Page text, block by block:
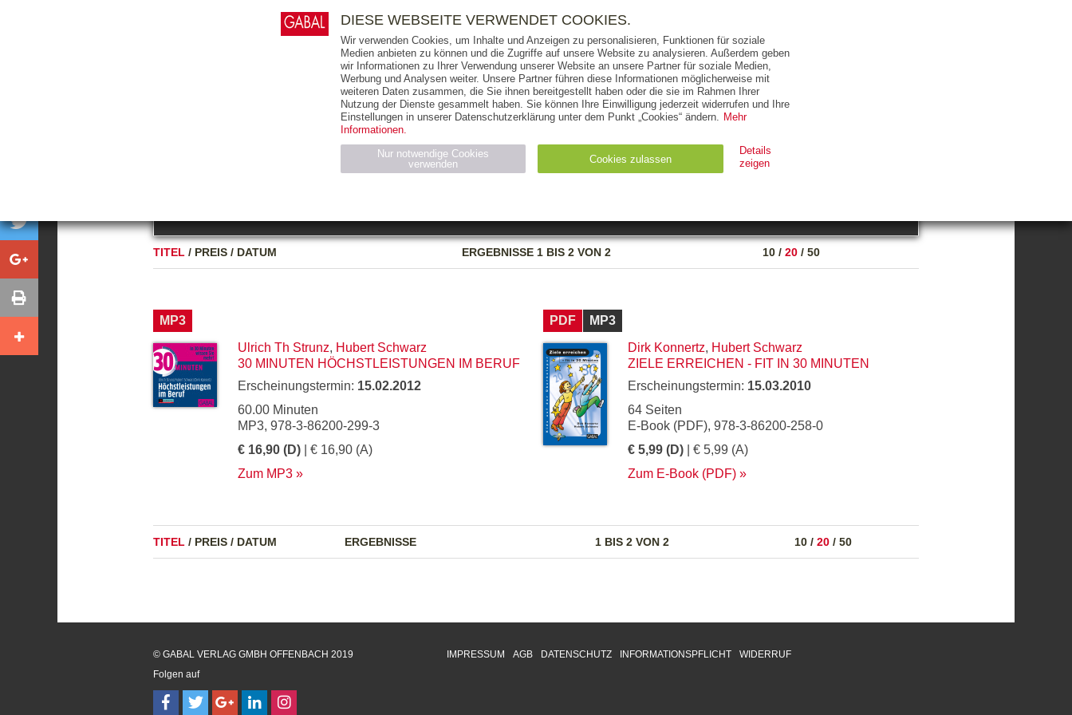
AUSGABEART AUS DER REIHE ZUM THEMA
TITEL / PREIS / DATUM ERGEBNISSE1 BIS 2 VON 2 10 / 20 / 50
MP3
Ulrich Th Strunz, Hubert Schwarz
30 MINUTEN HÖCHSTLEISTUNGEN IM BERUF
Erscheinungstermin: 15.02.2012
60.00 Minuten
MP3, 978-3-86200-299-3
€ 16,90 (D) | € 16,90 (A)
Zum MP3
PDF
MP3
Dirk Konnertz, Hubert Schwarz
ZIELE ERREICHEN - FIT IN 30 MINUTEN
Erscheinungstermin: 15.03.2010
64 Seiten
E-Book (PDF), 978-3-86200-258-0
€ 5,99 (D) | € 5,99 (A)
Zum E-Book (PDF)
TITEL / PREIS / DATUM ERGEBNISSE 1 BIS 2 VON 2 10 / 20 / 50
E-BOOKS AUDIO-CDS MP3 NON-BOOKS
THEMEN AUTOREN VERLAG
RIGHTS PRESSE HANDEL FÜR UNTERNEHMEN
IMPRESSUM AGB DATENSCHUTZ INFORMATIONSPFLICHT WIDERRUF
© GABAL VERLAG GMBH OFFENBACH 2019
Folgen auf
DIESE WEBSEITE VERWENDET COOKIES.
Wir verwenden Cookies, um Inhalte und Anzeigen zu personalisieren, Funktionen für soziale
Medien anbieten zu können und die Zugriffe auf unsere Website zu analysieren. Außerdem geben
wir Informationen zu Ihrer Verwendung unserer Website an unsere Partner für soziale Medien,
Werbung und Analysen weiter. Unsere Partner führen diese Informationen möglicherweise mit
weiteren Daten zusammen, die Sie ihnen bereitgestellt haben oder die sie im Rahmen Ihrer
Nutzung der Dienste gesammelt haben. Sie können Ihre Einwilligung jederzeit widerrufen und Ihre
Einstellungen in unserer Datenschutzerklärung unter dem Punkt „Cookies“ ändern. Mehr
Informationen.
Nur notwendige Cookies
verwenden
Cookies zulassen
Details
zeigen
Name Anbieter Zweck Ablauf
Typ
Wird für die Speicherung der Benutzer-Session verwendet HTTP